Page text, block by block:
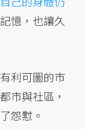
憶，也讓久
利可圖的市
市與社區，
怨懟。